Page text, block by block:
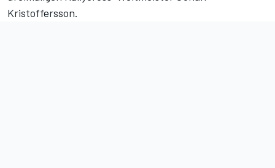
Kristoffersson.